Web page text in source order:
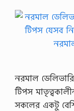
নরমাল
টিপস
সকলের একটু